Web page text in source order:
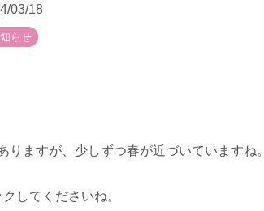
03/18
らせ
ますが、少しずつ春が近づいていますね。
してくださいね。